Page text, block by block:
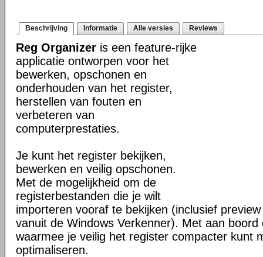
Beschrijving Informatie Alle versies Reviews
Reg Organizer is een feature-rijke
applicatie ontworpen voor het
bewerken, opschonen en
onderhouden van het register,
herstellen van fouten en
verbeteren van
computerprestaties.
Je kunt het register bekijken,
bewerken en veilig opschonen.
Met de mogelijkheid om de
registerbestanden die je wilt
importeren vooraf te bekijken (inclusief
vanuit de Windows Verkenner). Met aan boord
waarmee je veilig het register compacter kunt
optimaliseren.